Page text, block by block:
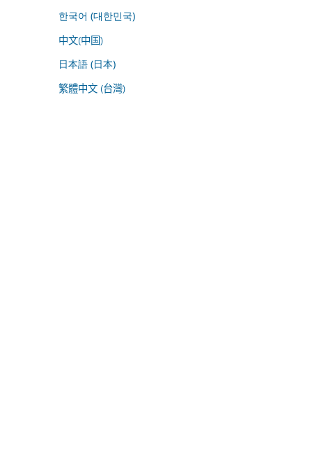
한국어 (대한민국)
中文(中国)
日本語 (日本)
繁體中文 (台灣)